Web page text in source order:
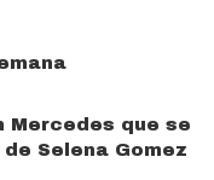
Mercedes que se
Selena Gomez